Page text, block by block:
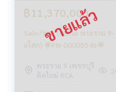
฿11,370,000
Sale/ขาย (ไอดีโอ พระราม 9-
อโศก) 🌟PN-00005546🌟
พระราม 9 เพชรบุรี
ตัดใหม่ RCA